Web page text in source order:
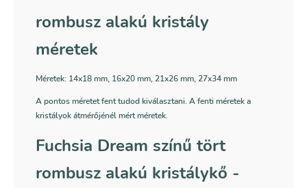
rombusz alakú kristály
méretek
Méretek: 14x18 mm, 16x20 mm, 21x26 mm, 27x34 mm
A pontos méretet fent tudod kiválasztani. A fenti méretek a
kristályok átmérőjénél mért méretek.
Fuchsia Dream színű tört
rombusz alakú kristálykő -